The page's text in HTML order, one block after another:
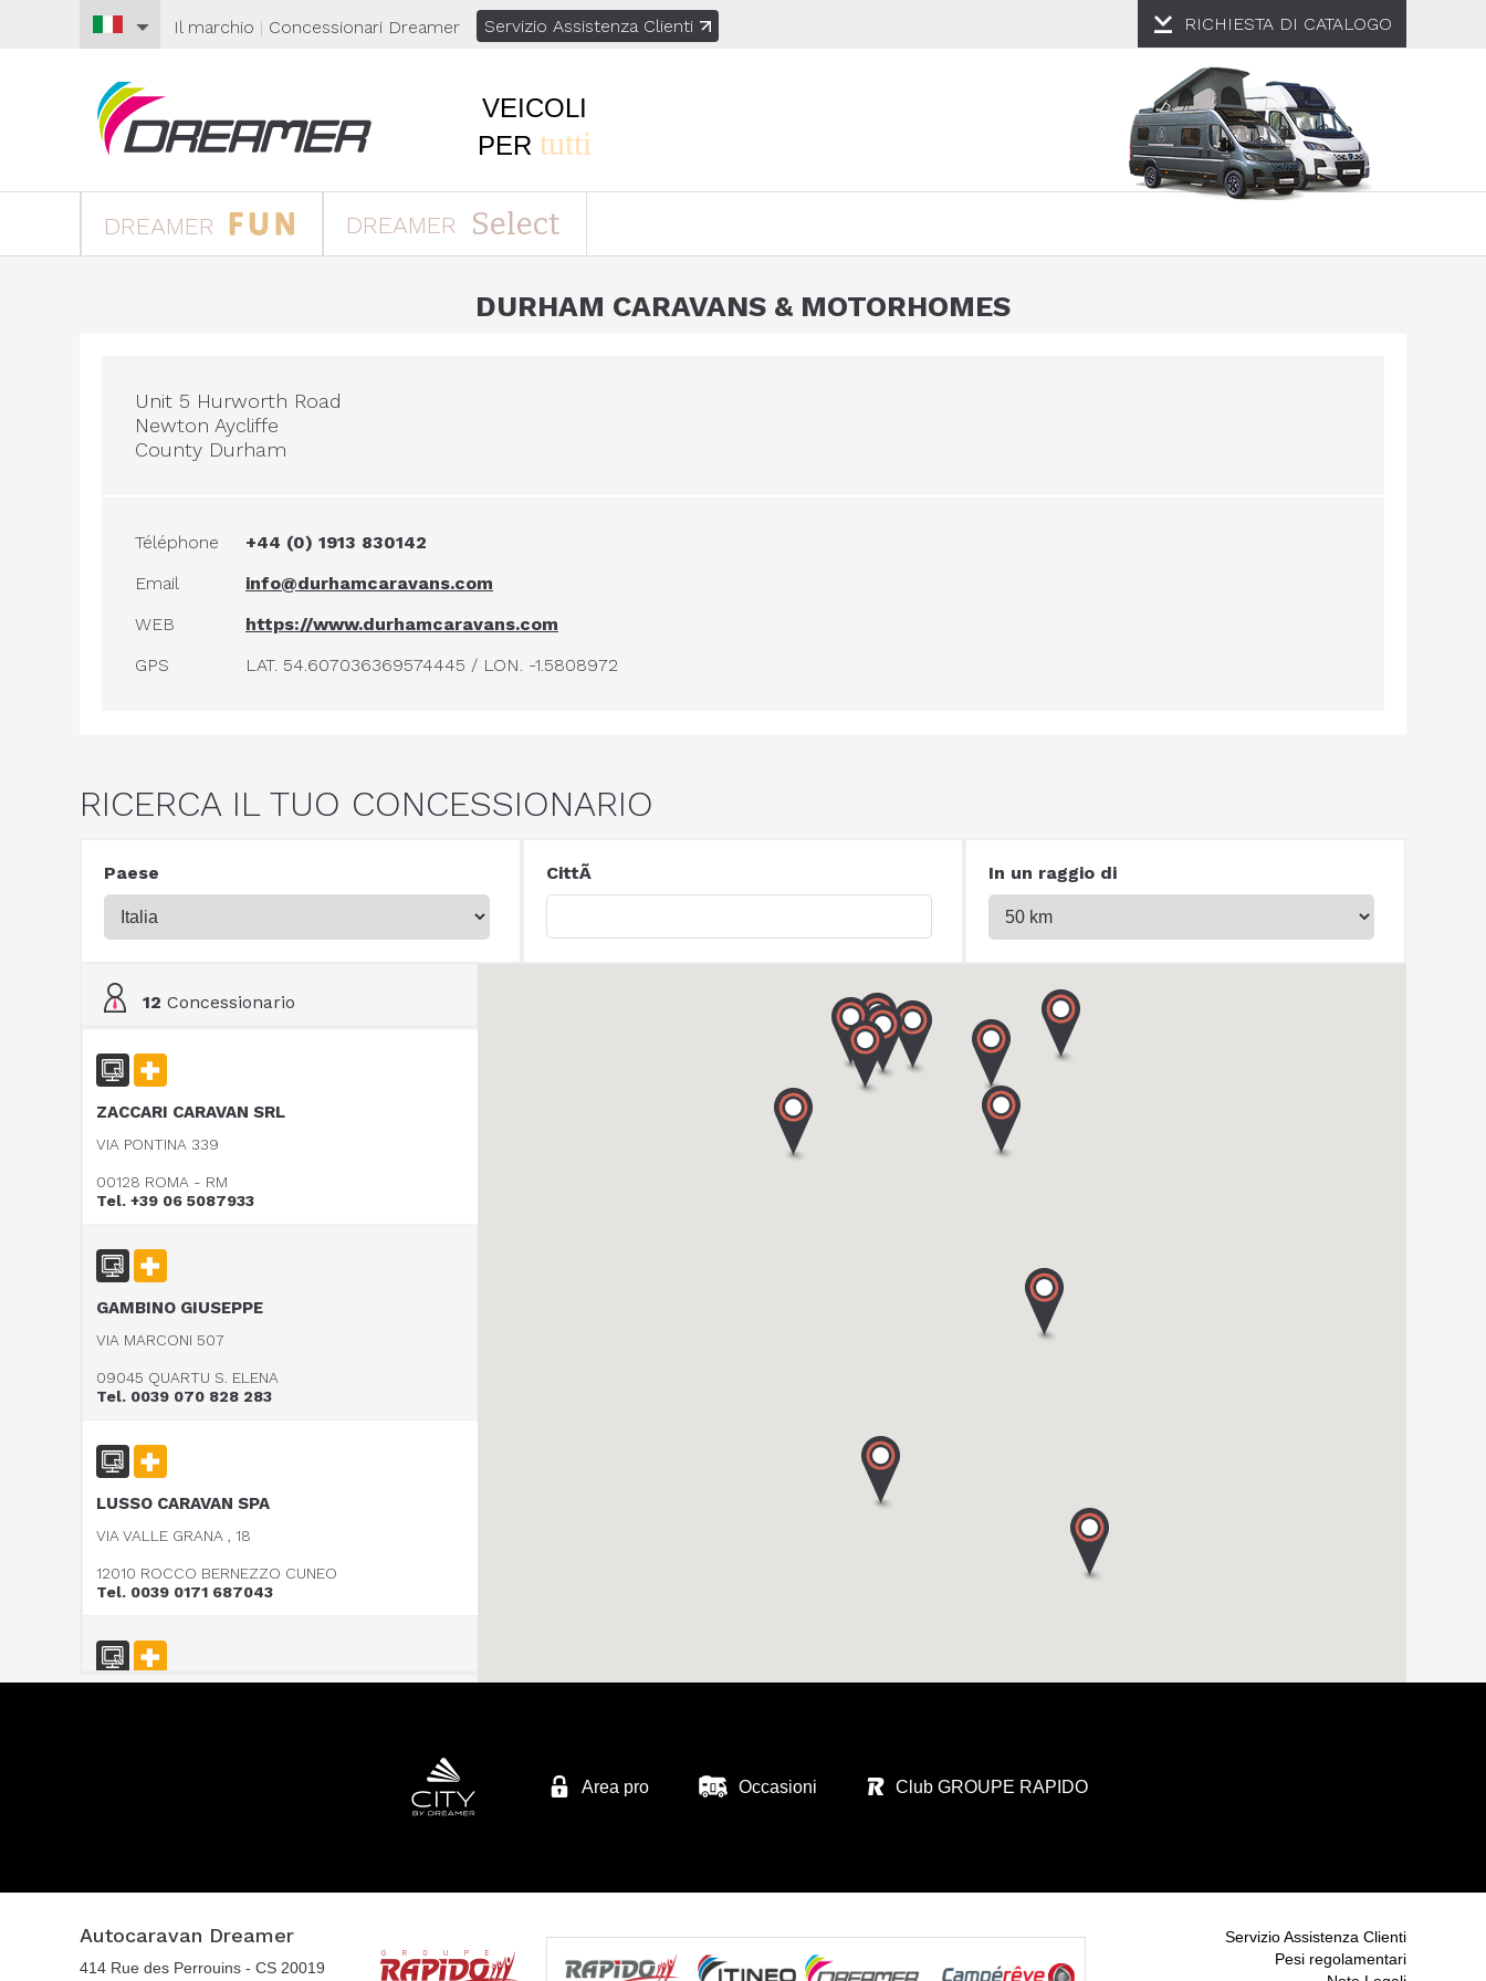
RICHIESTA DI CATALOGO
Il marchio | Concessionari Dreamer Servizio Assistenza Clienti
VEICOLI
PER tutti
DREAMER DREAMER Select
DURHAM CARAVANS & MOTORHOMES
Unit 5 Hurworth Road
Newton Aycliffe
County Durham
Téléphone
+44 (0) 1913 830142
Email
info@durhamcaravans.com
WEB
https://www.durhamcaravans.com
GPS
LAT. 54.607036369574445 / LON. -1.5808972
RICERCA IL TUO CONCESSIONARIO
Paese CittÃ In un raggio di
12 Concessionario
ZACCARI CARAVAN SRL
VIA PONTINA 339
00128 ROMA - RM
Tel. +39 06 5087933
GAMBINO GIUSEPPE
VIA MARCONI 507
09045 QUARTU S. ELENA
Tel. 0039 070 828 283
LUSSO CARAVAN SPA
VIA VALLE GRANA , 18
12010 ROCCO BERNEZZO CUNEO
Tel. 0039 0171 687043
CENTRO CARAVANS BARASSI SRL
VIALE LOMBARDIA 254
20900 MONZA
Area pro Occasioni Club GROUPE RAPIDO
Autocaravan Dreamer
414 Rue des Perrouins - CS 20019
Servizio Assistenza Clienti
Pesi regolamentari